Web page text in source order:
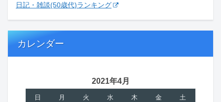
日記・雑談(50歳代)ランキング
カレンダー
2021年4月
日 月 火 水 木 金 土